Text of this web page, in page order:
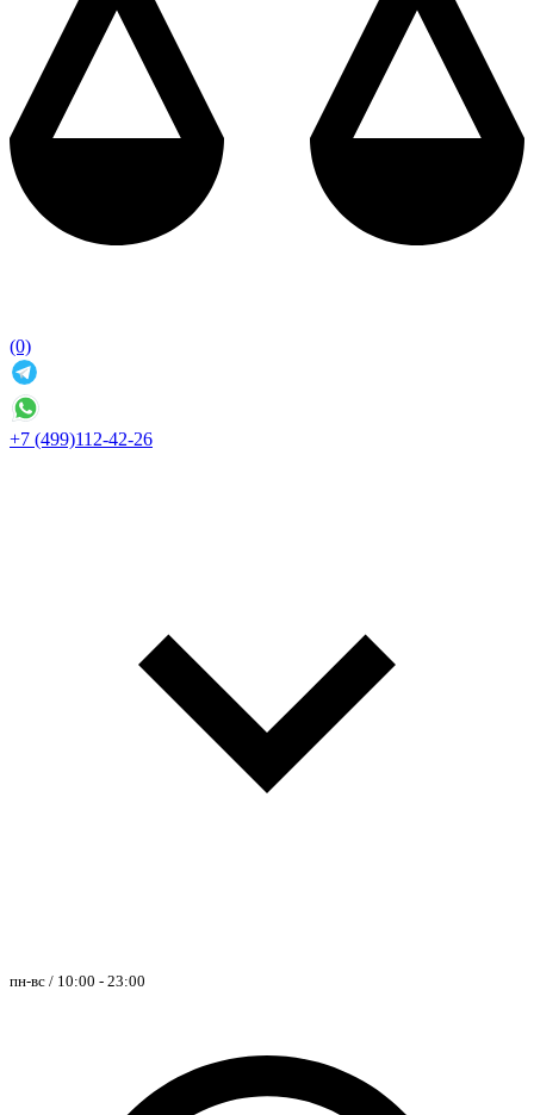
(0)
+7 (499)112-42-26
пн-вс / 10:00 - 23:00